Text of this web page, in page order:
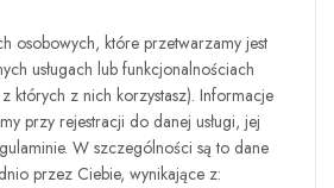
osobowych, które przetwarzamy jest
usługach lub funkcjonalnościach
których z nich korzystasz). Informacje
przy rejestracji do danej usługi, jej
W szczególności są to dane
przez Ciebie, wynikające z: